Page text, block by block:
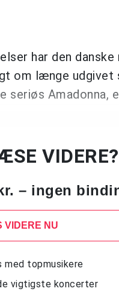
har den
om længe udgivet
seriøs
VIDERE?
– ingen
NU
med topmusikere
vigtigste koncerter